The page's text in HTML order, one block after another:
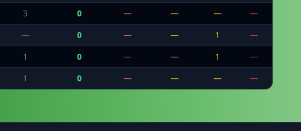
3 0 — — —
—
— 0 — — 1
—
1 0 — — 1
—
1 0 — — — —